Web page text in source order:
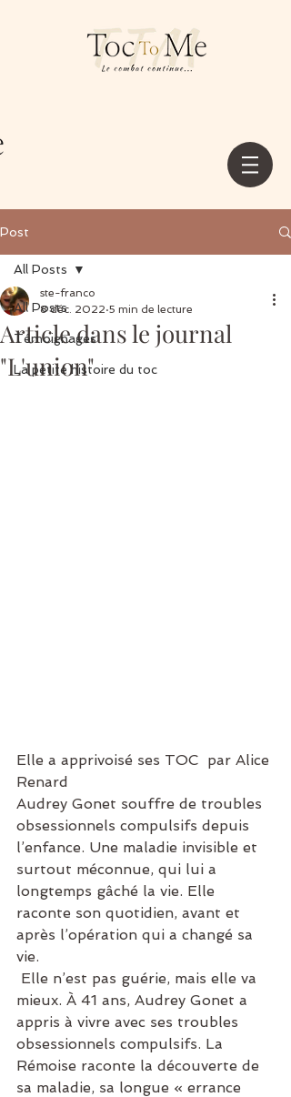
Post
All Posts
Témoignages
La petite histoire du toc
All Posts
Article dans le journal
"L'union"
ste-franco
8 déc. 2022 5 min de lecture
Elle a apprivoisé ses TOC  par Alice
Renard
Audrey Gonet souffre de troubles
obsessionnels compulsifs depuis
l’enfance. Une maladie invisible et
surtout méconnue, qui lui a
longtemps gâché la vie. Elle
raconte son quotidien, avant et
après l’opération qui a changé sa
vie.
mieux. À 41 ans, Audrey Gonet a
appris à vivre avec ses troubles
obsessionnels compulsifs. La
Rémoise raconte la découverte de
sa maladie, sa longue « errance